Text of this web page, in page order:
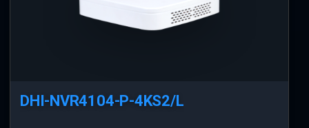
DHI-NVR4104-P-4KS2/L